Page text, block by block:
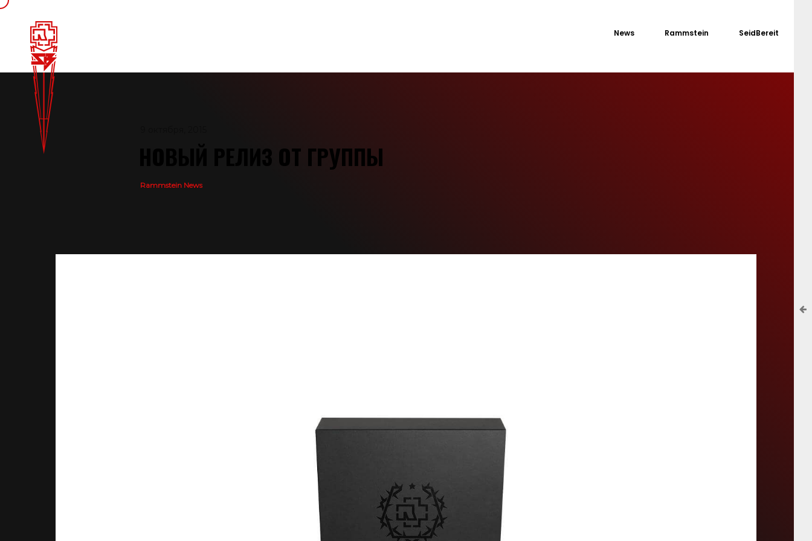
News Rammstein SeidBereit
НОВЫЙ РЕЛИЗ ОТ ГРУППЫ
Rammstein News